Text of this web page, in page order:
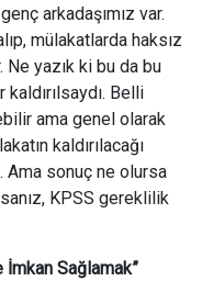
arkadaşımız var.
mülakatlarda haksız
Ne yazık ki bu da bu
Belli
ama genel olarak
kaldırılacağı
sonuç ne olursa
KPSS gereklilik
İmkan Sağlamak”